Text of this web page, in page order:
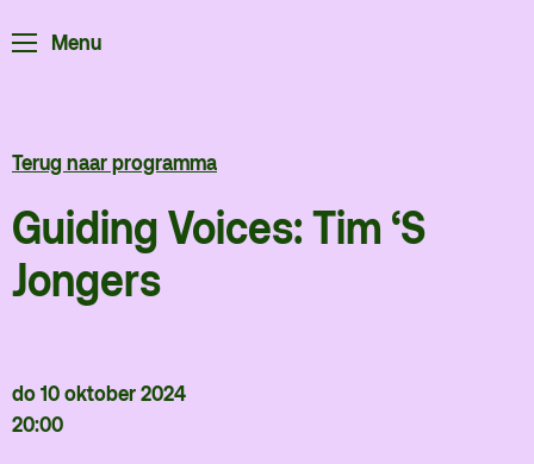
Menu
Educatie
Terug naar programma
Guiding Voices: Tim ‘S
Jongers
do 10 oktober 2024
20:00